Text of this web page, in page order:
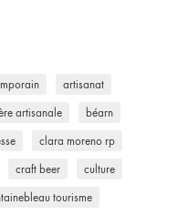
artisanat
artisanale béarn
clara moreno rp
craft beer culture
tourisme